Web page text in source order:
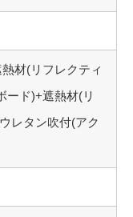
材(リフレクティ
ド)+遮熱材(リ
レタン吹付(アク